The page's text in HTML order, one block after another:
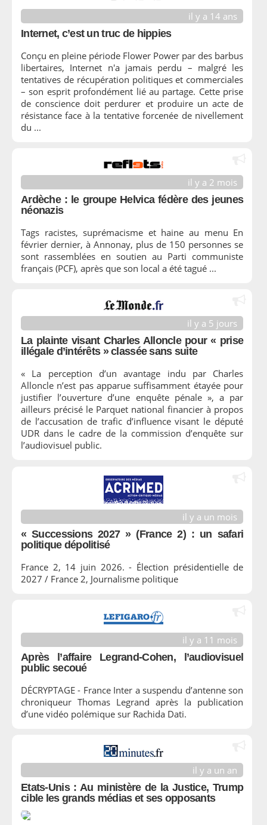
il y a 14 ans
Internet, c’est un truc de hippies
Conçu en pleine période Flower Power par des barbus
libertaires, Internet n'a jamais perdu – malgré les
tentatives de récupération politiques et commerciales
– son esprit profondément lié au partage. Cette prise
de conscience doit perdurer et produire un acte de
résistance face à la tentative forcenée de nivellement
du ...
il y a 2 mois
Ardèche : le groupe Helvica fédère des jeunes
néonazis
Tags racistes, suprémacisme et haine au menu En
février dernier, à Annonay, plus de 150 personnes se
sont rassemblées en soutien au Parti communiste
français (PCF), après que son local a été tagué ...
il y a 5 jours
La plainte visant Charles Alloncle pour « prise
illégale d’intérêts » classée sans suite
« La perception d’un avantage indu par Charles
Alloncle n’est pas apparue suffisamment étayée pour
justifier l’ouverture d’une enquête pénale », a par
ailleurs précisé le Parquet national financier à propos
de l’accusation de trafic d’influence visant le député
UDR dans le cadre de la commission d’enquête sur
l’audiovisuel public.
il y a un mois
« Successions 2027 » (France 2) : un safari
politique dépolitisé
France 2, 14 juin 2026. - Élection présidentielle de
2027 / France 2, Journalisme politique
il y a 11 mois
Après l’affaire Legrand-Cohen, l’audiovisuel
public secoué
DÉCRYPTAGE - France Inter a suspendu d’antenne son
chroniqueur Thomas Legrand après la publication
d’une vidéo polémique sur Rachida Dati.
il y a un an
Etats-Unis : Au ministère de la Justice, Trump
cible les grands médias et ses opposants